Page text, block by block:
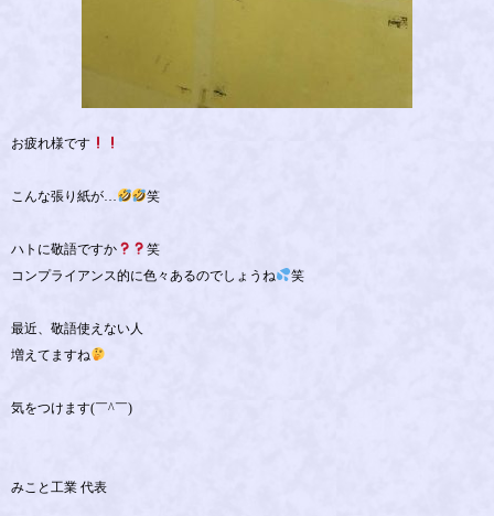
お疲れ様です
こんな張り紙が… 笑
ハトに敬語ですか
笑
コンプライアンス的に色々あるのでしょうね
笑
最近、敬語使えない人
増えてますね
気をつけます(￣^￣)ゞ
みこと工業 代表